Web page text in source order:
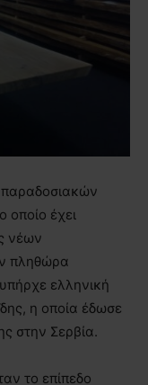
οποίο έχει
νέων
πληθώρα
ελληνική
η οποία έδωσε
στην Σερβία.
το επίπεδο